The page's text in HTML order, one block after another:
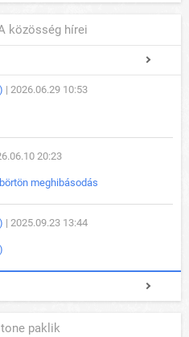
közösség hírei
) | 2026.06.29 10:53
20:23
meghibásodás
) | 2025.09.23 13:44
paklik